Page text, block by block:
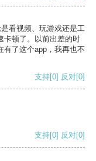
看视频、玩游戏还是工
卡顿了。以前出差的时
有了这个app，我再也不
支持[0] 反对[0]
支持[0] 反对[0]